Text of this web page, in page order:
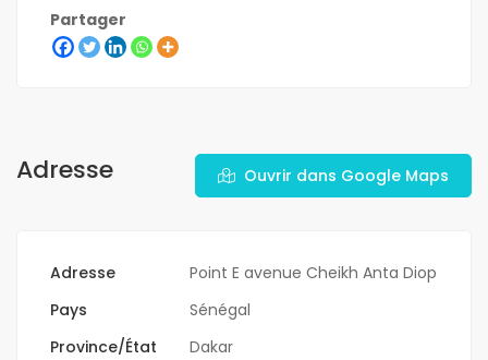
Partager
Adresse Ouvrir dans Google Maps
Adresse
Point E avenue Cheikh Anta Diop
Pays
Sénégal
Province/État
Dakar